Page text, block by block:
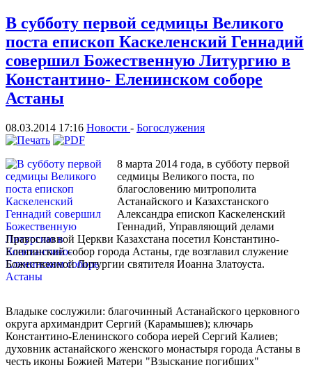
В субботу первой седмицы Великого
поста епископ Каскеленский Геннадий
совершил Божественную Литургию в
Константино- Еленинском соборе
Астаны
08.03.2014 17:16 Новости - Богослужения
8 марта 2014 года, в субботу первой
седмицы Великого поста, по
благословению митрополита
Астанайского и Казахстанского
Александра епископ Каскеленский
Геннадий, Управляющий делами
Православной Церкви Казахстана посетил Константино-
Еленинский собор города Астаны, где возглавил служение
Божественной Литургии святителя Иоанна Златоуста.
Владыке сослужили: благочинный Астанайского церковного
округа архимандрит Сергий (Карамышев); ключарь
Константино-Еленинского собора иерей Сергий Калиев;
духовник астанайского женского монастыря города Астаны в
честь иконы Божией Матери "Взыскание погибших"